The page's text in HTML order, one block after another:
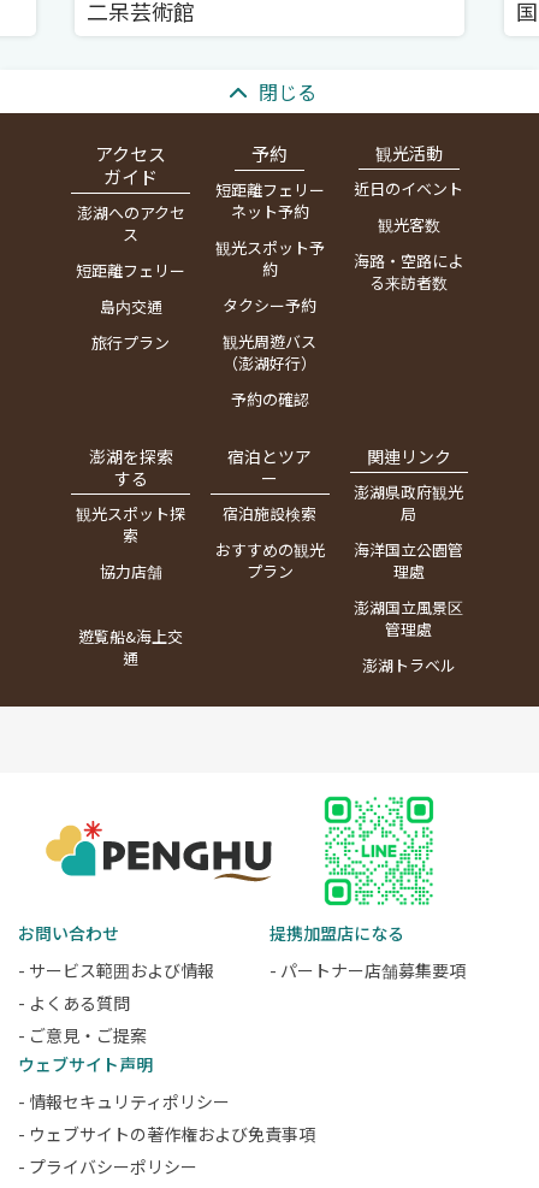
二呆芸術館
閉じる
アクセス
ガイド
澎湖へのアクセ
ス
短距離フェリー
島内交通
旅行プラン
予約
短距離フェリー
ネット予約
観光スポット予
約
タクシー予約
観光周遊バス
（澎湖好行）
予約の確認
観光活動
近日のイベント
観光客数
海路・空路によ
る来訪者数
澎湖を探索
する
観光スポット探
索
協力店舗
遊覧船&海上交
通
宿泊とツア
ー
宿泊施設検索
おすすめの観光
プラン
関連リンク
澎湖県政府観光
局
海洋国立公園管
理處
澎湖国立風景区
管理處
澎湖トラベル
お問い合わせ
- サービス範囲および情報
- よくある質問
- ご意見・ご提案
提携加盟店になる
- パートナー店舗募集要項
ウェブサイト声明
- 情報セキュリティポリシー
- ウェブサイトの著作権および免責事項
- プライバシーポリシー